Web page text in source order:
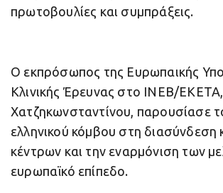
πρωτοβουλίες και συμπράξεις.
Ο εκπρόσωπος της Ευρωπαικής
Κλινικής Έρευνας στο ΙΝΕΒ/
Χατζηκωνσταντίνου, παρουσίασε
ελληνικού κόμβου στη διασύνδεση
κέντρων και την εναρμόνιση των
ευρωπαϊκό επίπεδο.